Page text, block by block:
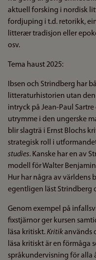
aktuell forsking i nordisk
fordjuping i t.d. retorikk,
litterær tradisjon eller
osv.
Tema haust 2025:
Ibsen och Strindberg har
litteraturhistorien utan
intryck på Jean-Paul
utrymme i den ungerske
blir slagträ i Ernst Blochs
strategisk roll i
studies. Kanske har en av
modell för Walter
Hur har några av världens
egentligen läst Strindberg
Genom exempel på
fixstjärnor ger kursen
läsa kritiskt.Kritikanvänds
läsa kritiskt är en förmåga
språkundervisning för alla